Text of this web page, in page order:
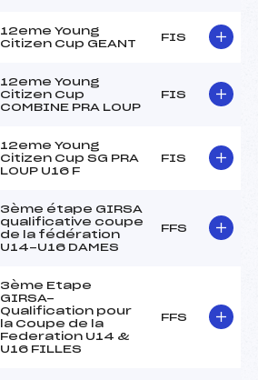
12eme Young
Citizen Cup GEANT
FIS
12eme Young
Citizen Cup
COMBINE PRA LOUP
FIS
12eme Young
Citizen Cup SG PRA
LOUP U16 F
FIS
3ème étape GIRSA
qualificative coupe
de la fédération
U14-U16 DAMES
FFS
3ème Etape
GIRSA-
Qualification pour
la Coupe de la
Federation U14 &
U16 FILLES
FFS